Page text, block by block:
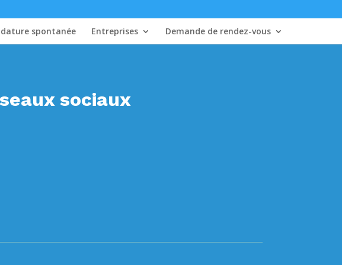
spontanée Entreprises Demande de rendez-vous
sociaux